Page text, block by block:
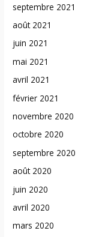
septembre 2021
août 2021
juin 2021
mai 2021
avril 2021
février 2021
novembre 2020
octobre 2020
septembre 2020
août 2020
juin 2020
avril 2020
mars 2020